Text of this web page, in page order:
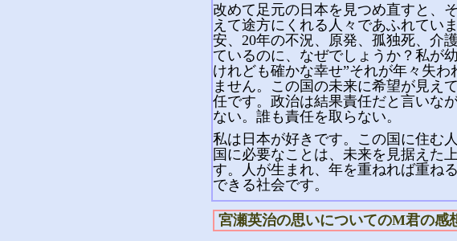
改めて足元の日本を見つめ直すと、
えて途方にくれる人々であふれてい
安、20年の不況、原発、孤独死、介
ているのに、なぜでしょうか？私が
けれども確かな幸せ”それが年々失わ
ません。この国の未来に希望が見え
任です。政治は結果責任だと言いな
ない。誰も責任を取らない。
私は日本が好きです。この国に住む
国に必要なことは、未来を見据えた
す。人が生まれ、年を重ねれば重ね
できる社会です。
宮瀬英治の思いについてのM君の感